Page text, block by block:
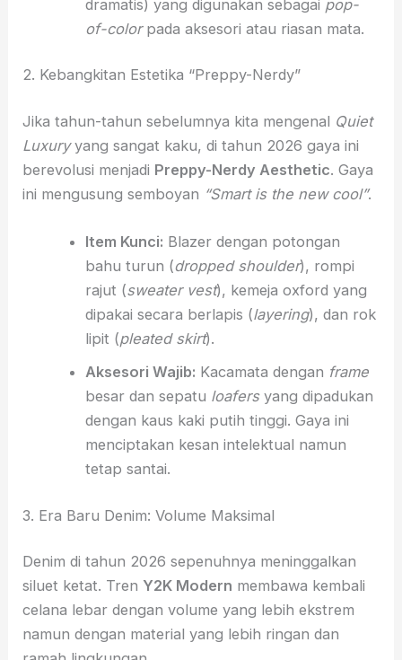
dramatis) yang digunakan sebagai pop-
of-colorpada aksesori atau riasan mata.
2. Kebangkitan Estetika “Preppy-Nerdy”
Jika tahun-tahun sebelumnya kita mengenal Quiet
Luxuryyang sangat kaku, di tahun 2026 gaya ini
berevolusi menjadi Preppy-Nerdy Aesthetic. Gaya
ini mengusung semboyan “Smart is the new cool”.
Item Kunci: Blazer dengan potongan
bahu turun (dropped shoulder), rompi
rajut (sweater vest), kemeja oxford yang
dipakai secara berlapis (layering), dan rok
lipit (pleated skirt).
Aksesori Wajib: Kacamata dengan frame
besar dan sepatu loafersyang dipadukan
dengan kaus kaki putih tinggi. Gaya ini
menciptakan kesan intelektual namun
tetap santai.
3. Era Baru Denim: Volume Maksimal
Denim di tahun 2026 sepenuhnya meninggalkan
siluet ketat. Tren Y2K Modern membawa kembali
celana lebar dengan volume yang lebih ekstrem
namun dengan material yang lebih ringan dan